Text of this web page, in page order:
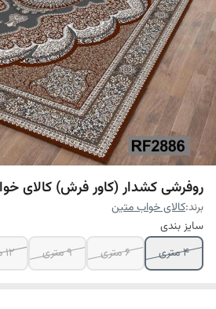
روفرشی کشدار (کاور فرش) کالای خواب
برند:کالای خواب متین
سایز بندی
4 متری
6 متری 9 متری 12 متری